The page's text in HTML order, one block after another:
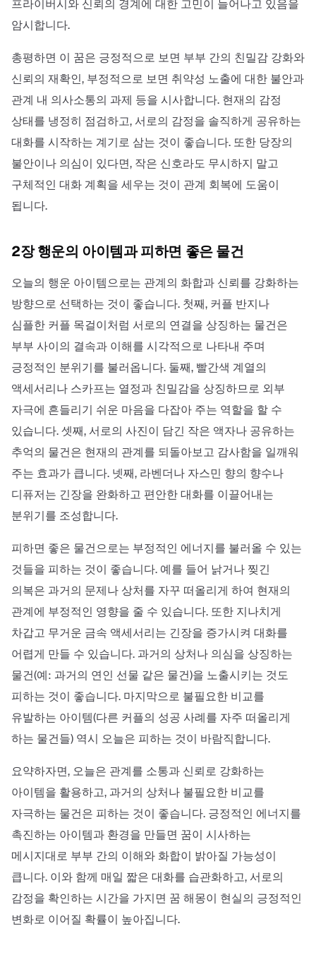
프라이버시와 신뢰의 경계에 대한 고민이 늘어나고 있음을
암시합니다.
총평하면 이 꿈은 긍정적으로 보면 부부 간의 친밀감 강화와
신뢰의 재확인, 부정적으로 보면 취약성 노출에 대한 불안과
관계 내 의사소통의 과제 등을 시사합니다. 현재의 감정
상태를 냉정히 점검하고, 서로의 감정을 솔직하게 공유하는
대화를 시작하는 계기로 삼는 것이 좋습니다. 또한 당장의
불안이나 의심이 있다면, 작은 신호라도 무시하지 말고
구체적인 대화 계획을 세우는 것이 관계 회복에 도움이
됩니다.
2장 행운의 아이템과 피하면 좋은 물건
오늘의 행운 아이템으로는 관계의 화합과 신뢰를 강화하는
방향으로 선택하는 것이 좋습니다. 첫째, 커플 반지나
심플한 커플 목걸이처럼 서로의 연결을 상징하는 물건은
부부 사이의 결속과 이해를 시각적으로 나타내 주며
긍정적인 분위기를 불러옵니다. 둘째, 빨간색 계열의
액세서리나 스카프는 열정과 친밀감을 상징하므로 외부
자극에 흔들리기 쉬운 마음을 다잡아 주는 역할을 할 수
있습니다. 셋째, 서로의 사진이 담긴 작은 액자나 공유하는
추억의 물건은 현재의 관계를 되돌아보고 감사함을 일깨워
주는 효과가 큽니다. 넷째, 라벤더나 자스민 향의 향수나
디퓨저는 긴장을 완화하고 편안한 대화를 이끌어내는
분위기를 조성합니다.
피하면 좋은 물건으로는 부정적인 에너지를 불러올 수 있는
것들을 피하는 것이 좋습니다. 예를 들어 낡거나 찢긴
의복은 과거의 문제나 상처를 자꾸 떠올리게 하여 현재의
관계에 부정적인 영향을 줄 수 있습니다. 또한 지나치게
차갑고 무거운 금속 액세서리는 긴장을 증가시켜 대화를
어렵게 만들 수 있습니다. 과거의 상처나 의심을 상징하는
물건(예: 과거의 연인 선물 같은 물건)을 노출시키는 것도
피하는 것이 좋습니다. 마지막으로 불필요한 비교를
유발하는 아이템(다른 커플의 성공 사례를 자주 떠올리게
하는 물건들) 역시 오늘은 피하는 것이 바람직합니다.
요약하자면, 오늘은 관계를 소통과 신뢰로 강화하는
아이템을 활용하고, 과거의 상처나 불필요한 비교를
자극하는 물건은 피하는 것이 좋습니다. 긍정적인 에너지를
촉진하는 아이템과 환경을 만들면 꿈이 시사하는
메시지대로 부부 간의 이해와 화합이 밝아질 가능성이
큽니다. 이와 함께 매일 짧은 대화를 습관화하고, 서로의
감정을 확인하는 시간을 가지면 꿈 해몽이 현실의 긍정적인
변화로 이어질 확률이 높아집니다.